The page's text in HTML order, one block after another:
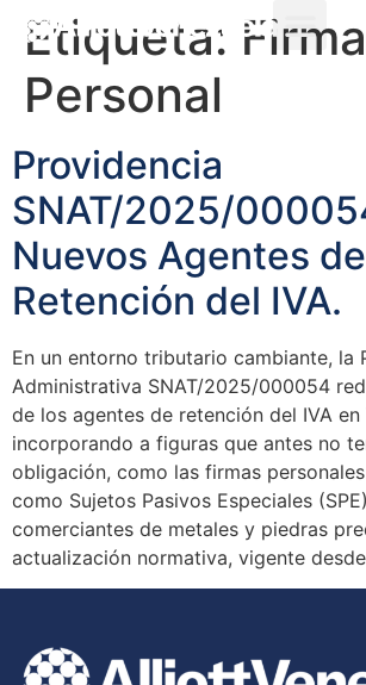
Etiqueta: Firma
Personal
Providencia
SNAT/2025/
Nuevos Agentes de
Retención del IVA.
En un entorno tributario cambiante, la
Administrativa SNAT/2025/000054
de los agentes de retención del IVA en
incorporando a figuras que antes no
obligación, como las firmas
como Sujetos Pasivos Especiales
comerciantes de metales y piedras
actualización normativa, vigente